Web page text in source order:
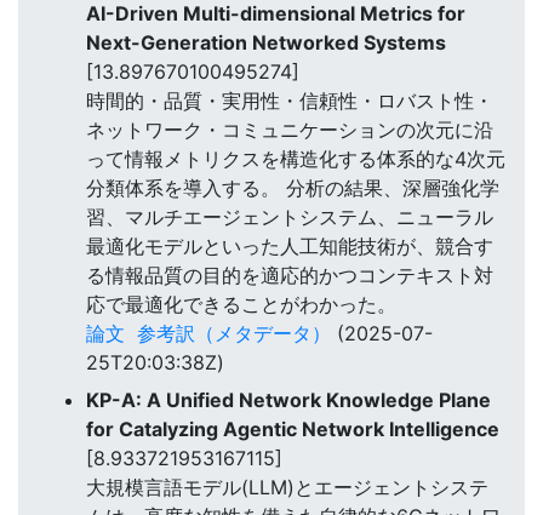
AI-Driven Multi-dimensional Metrics for
Next-Generation Networked Systems
[13.897670100495274]
時間的・品質・実用性・信頼性・ロバスト性・
ネットワーク・コミュニケーションの次元に沿
って情報メトリクスを構造化する体系的な4次元
分類体系を導入する。 分析の結果、深層強化学
習、マルチエージェントシステム、ニューラル
最適化モデルといった人工知能技術が、競合す
る情報品質の目的を適応的かつコンテキスト対
応で最適化できることがわかった。
論文 参考訳（メタデータ）
(2025-07-
25T20:03:38Z)
KP-A: A Unified Network Knowledge Plane
for Catalyzing Agentic Network Intelligence
[8.933721953167115]
大規模言語モデル(LLM)とエージェントシステ